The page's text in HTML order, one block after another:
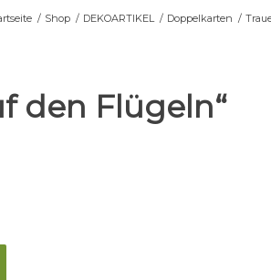
/ Shop / DEKOARTIKEL / Doppelkarten /
den Flügeln“